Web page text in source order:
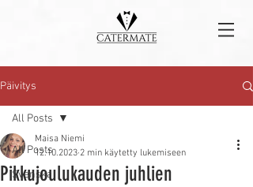
Päivitys
All Posts
Svenska
All Posts
Pikkujoulukauden juhlien
Maisa Niemi
12.10.2023 2 min käytetty lukemiseen